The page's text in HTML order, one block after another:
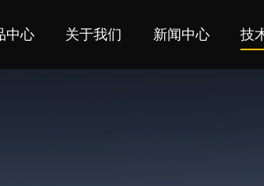
中心 关于我们 新闻中心 技